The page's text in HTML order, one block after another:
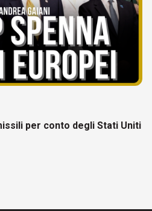
per conto degli Stati Uniti